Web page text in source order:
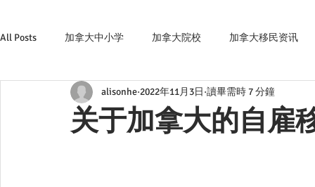
All Posts 加拿大中小学 加拿大院校 加拿大移民资讯
加拿大省提名 加拿大顶级私立院校 世带加拿大生活小
关于加拿大的自雇
alisonhe 2022年11月3日 讀畢需時 7 分鐘